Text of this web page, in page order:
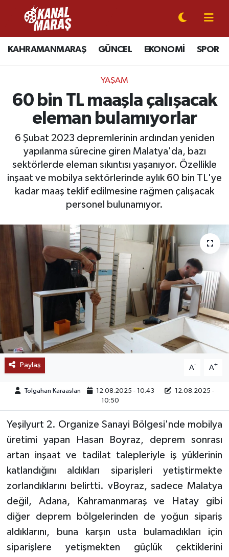
KAHRAMANMARAŞ GÜNCEL EKONOMİ SPOR
YAŞAM
60 bin TL maaşla çalışacak
eleman bulamıyorlar
6 Şubat 2023 depremlerinin ardından yeniden
yapılanma sürecine giren Malatya'da, bazı
sektörlerde eleman sıkıntısı yaşanıyor. Özellikle
inşaat ve mobilya sektörlerinde aylık 60 bin TL'ye
kadar maaş teklif edilmesine rağmen çalışacak
personel bulunamıyor.
Paylaş A- A+
Tolgahan Karaaslan 12.08.2025 - 10:43
12.08.2025 -
10:50
Yeşilyurt 2. Organize Sanayi Bölgesi'nde mobilya
üretimi yapan Hasan Boyraz, deprem sonrası
artan inşaat ve tadilat talepleriyle iş yüklerinin
katlandığını aldıkları siparişleri yetiştirmekte
zorlandıklarını belirtti. vBoyraz, sadece Malatya
değil, Adana, Kahramanmaraş ve Hatay gibi
diğer deprem bölgelerinden de yoğun sipariş
aldıklarını, buna karşın usta bulamadıkları için
siparişlere yetişmekten güçlük çektiklerini
CANLI YAYIN
KAHRAMANMARAŞ
GÜNCEL
SPOR
SİYASET
EKONOMİ
GÜNDEM
SAĞLIK
EĞİTİM
BÖLGE
KEŞFET
POPÜLER
MEDYA
OTOMOTİV
TEKNOLOJİ
YAŞAM
KÜLTÜR SANAT
Kahramanmaraş Nöbetçi Eczaneler
Kahramanmaraş Hava Durumu
Kahramanmaraş Namaz Vakitleri
Kahramanmaraş Trafik Yoğunluk Haritası
Süper Lig Puan Durumu ve Fikstür
Tüm Manşetler
Son Dakika Haberleri